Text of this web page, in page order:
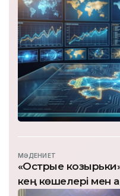
МӘДЕНИЕТ
«Острые
кең көшелері мен